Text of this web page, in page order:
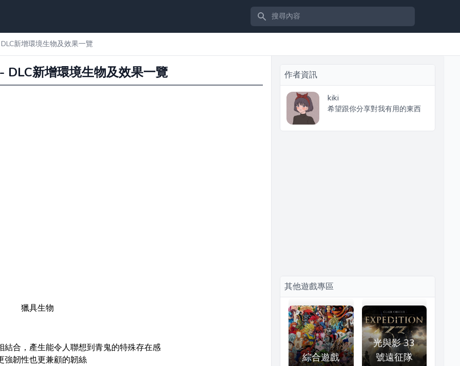
搜尋內容
新增環境生物及效果一覽
DLC新增環境生物及效果一覽
獵具生物
合，產生能令人聯想到青鬼的特殊存在感
強韌性也更兼顧的韌絲
作者資訊
kiki
希望跟你分享對我有用的東西
其他遊戲專區
綜合遊戲
光與影 33
號遠征隊